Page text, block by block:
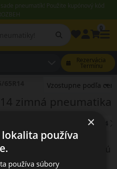
pneumatík! Použite kupónový kód
Rezervácia
Termínu
zimná pneumatika
Priemer: 14
vyhľadávania nie sú
×
používa
používa súbory